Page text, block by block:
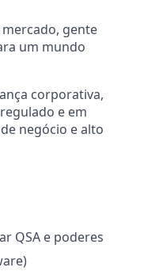
gente
um mundo
corporativa,
e em
negócio e alto
QSA e poderes